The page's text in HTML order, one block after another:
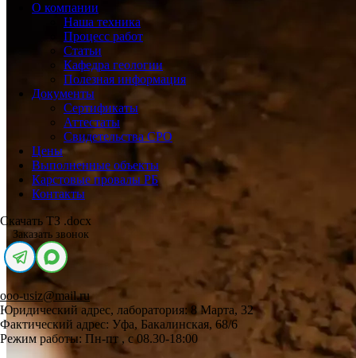
О компании
Наша техника
Процесс работ
Статьи
Кафедра геологии
Полезная информация
Документы
Сертификаты
Аттестаты
Свидетельства СРО
Цены
Выполненные объекты
Карстовые провалы РБ
Контакты
Скачать ТЗ .docx
Заказать звонок
ooo-usiz@mail.ru
Юридический адрес, лаборатория: 8 Марта, 32
Фактический адрес: Уфа, Бакалинская, 68/6
Режим работы: Пн-пт , с 08.30-18:00